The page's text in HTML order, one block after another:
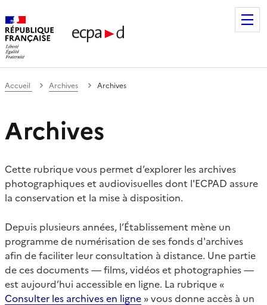
de communication et de production
Accueil Archives Archives
Archives
Cette rubrique vous permet d’explorer les archives
photographiques et audiovisuelles dont l'ECPAD assure
la conservation et la mise à disposition.
Depuis plusieurs années, l’Établissement mène un
programme de numérisation de ses fonds d'archives
afin de faciliter leur consultation à distance. Une partie
de ces documents — films, vidéos et photographies —
est aujourd’hui accessible en ligne. La rubrique «
Consulter les archives en ligne » vous donne accès à un